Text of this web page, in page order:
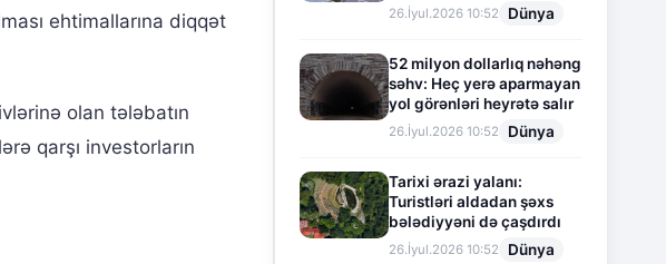
ehtimallarına diqqət
olan tələbatın
qarşı investorların
26.İyul.2026 10:52 Dünya
52 milyon dollarlıq nəhəng
səhv: Heç yerə aparmayan
yol görənləri heyrətə salır
26.İyul.2026 10:52 Dünya
Tarixi ərazi yalanı:
Turistləri aldadan şəxs
bələdiyyəni də çaşdırdı
26.İyul.2026 10:52 Dünya